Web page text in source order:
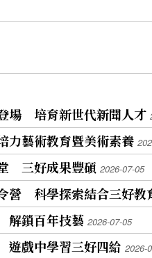
場 培育新世代新聞人才
藝術教育暨美術素養
三好成果豐碩 2026-07-05
營 科學探索結合三好教
解鎖百年技藝 2026-07-05
戲中學習三好四給 2026-